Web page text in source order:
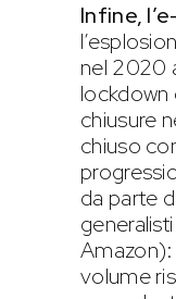
Infine,
nel 2020
lockdown
chiusure
chiuso
da parte
Amazon):
volume